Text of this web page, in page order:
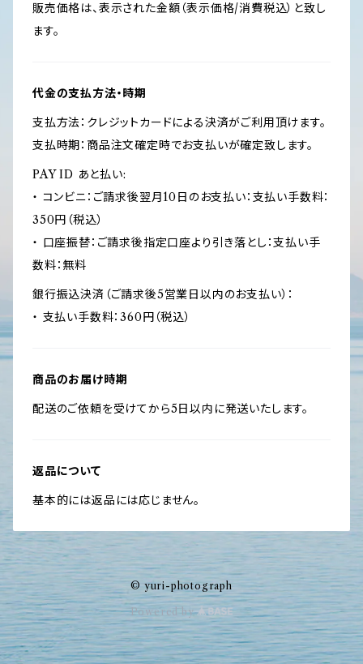
販売価格は、表示された金額（表示価格/消費税込）と致し
ます。
代金の支払方法・時期
支払方法：クレジットカードによる決済がご利用頂けます。
支払時期：商品注文確定時でお支払いが確定致します。
PAY ID あと払い:
・ コンビニ：ご請求後翌月10日のお支払い：支払い手数料：
350円（税込）
・ 口座振替：ご請求後指定口座より引き落とし：支払い手
数料：無料
銀行振込決済（ご請求後5営業日以内のお支払い）：
・ 支払い手数料：360円（税込）
商品のお届け時期
配送のご依頼を受けてから5日以内に発送いたします。
返品について
基本的には返品には応じません。
© yuri-photograph
Powered by